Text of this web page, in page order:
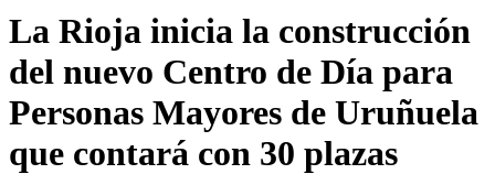
La Rioja inicia la construcción
del nuevo Centro de Día para
Personas Mayores de Uruñuela
que contará con 30 plazas